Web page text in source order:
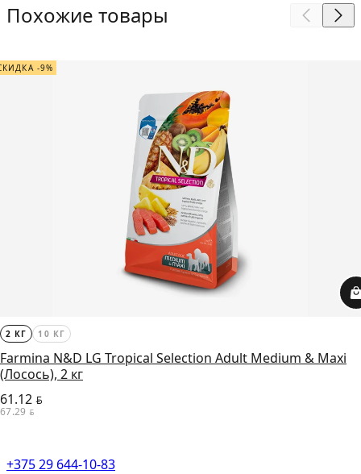
Похожие товары
-9%
2 КГ 10 КГ
Farmina N&D LG Tropical Selection Adult Medium & Maxi
(Лосось), 2 кг
61.12 BYN
67.29 BYN
+375 29 644-10-83